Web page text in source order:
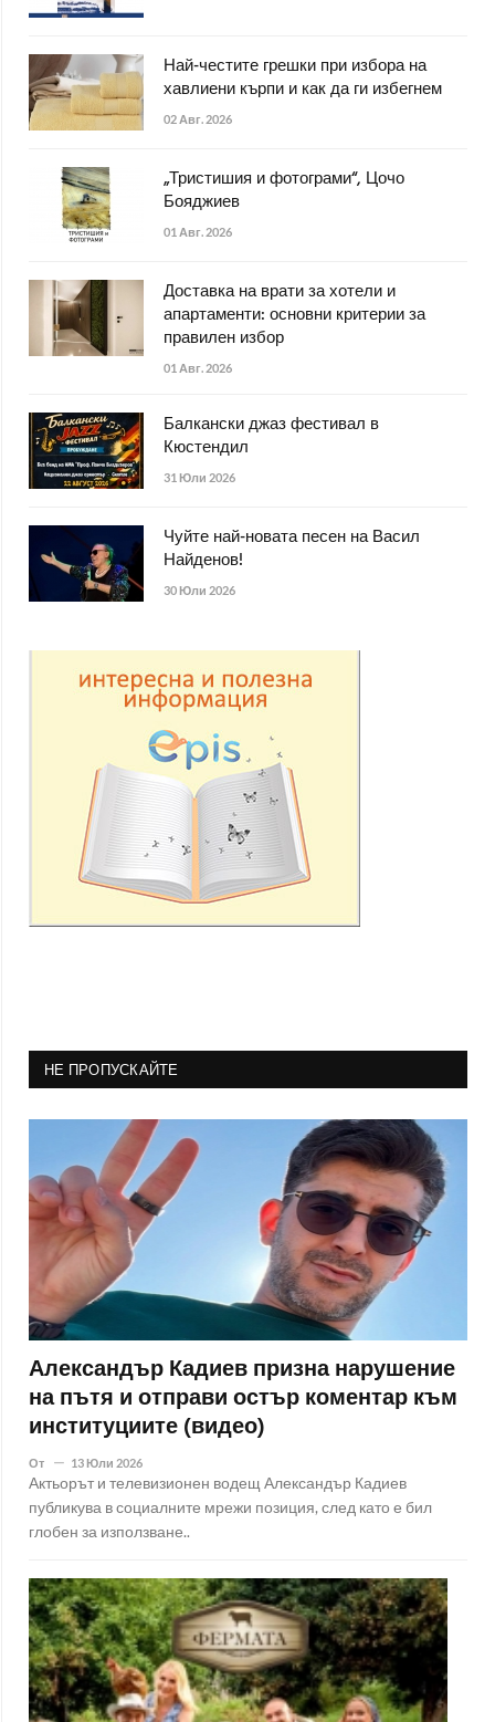
Най-честите грешки при избора на
хавлиени кърпи и как да ги избегнем
02 Авг. 2026
„Тристишия и фотограми“, Цочо
Бояджиев
01 Авг. 2026
Доставка на врати за хотели и
апартаменти: основни критерии за
правилен избор
01 Авг. 2026
Балкански джаз фестивал в
Кюстендил
31 Юли 2026
Чуйте най-новата песен на Васил
Найденов!
30 Юли 2026
НЕ ПРОПУСКАЙТЕ
Александър Кадиев призна нарушение
на пътя и отправи остър коментар към
институциите (видео)
От 13 Юли 2026
Актьорът и телевизионен водещ Александър Кадиев
публикува в социалните мрежи позиция, след като е бил
глобен за използване..